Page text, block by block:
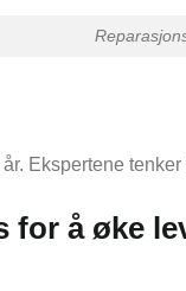
Ekspertene
for å øke